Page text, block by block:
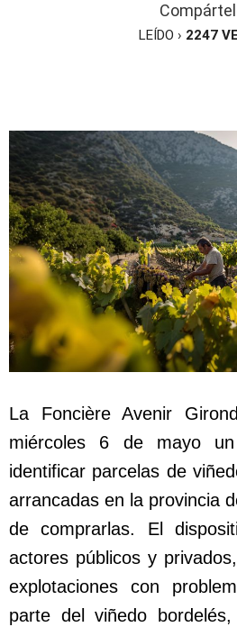
LEÍDO › 2247
La Foncière Avenir
miércoles 6 de mayo
identificar parcelas de
arrancadas en la provincia
de comprarlas. El
actores públicos y
explotaciones con
parte del viñedo